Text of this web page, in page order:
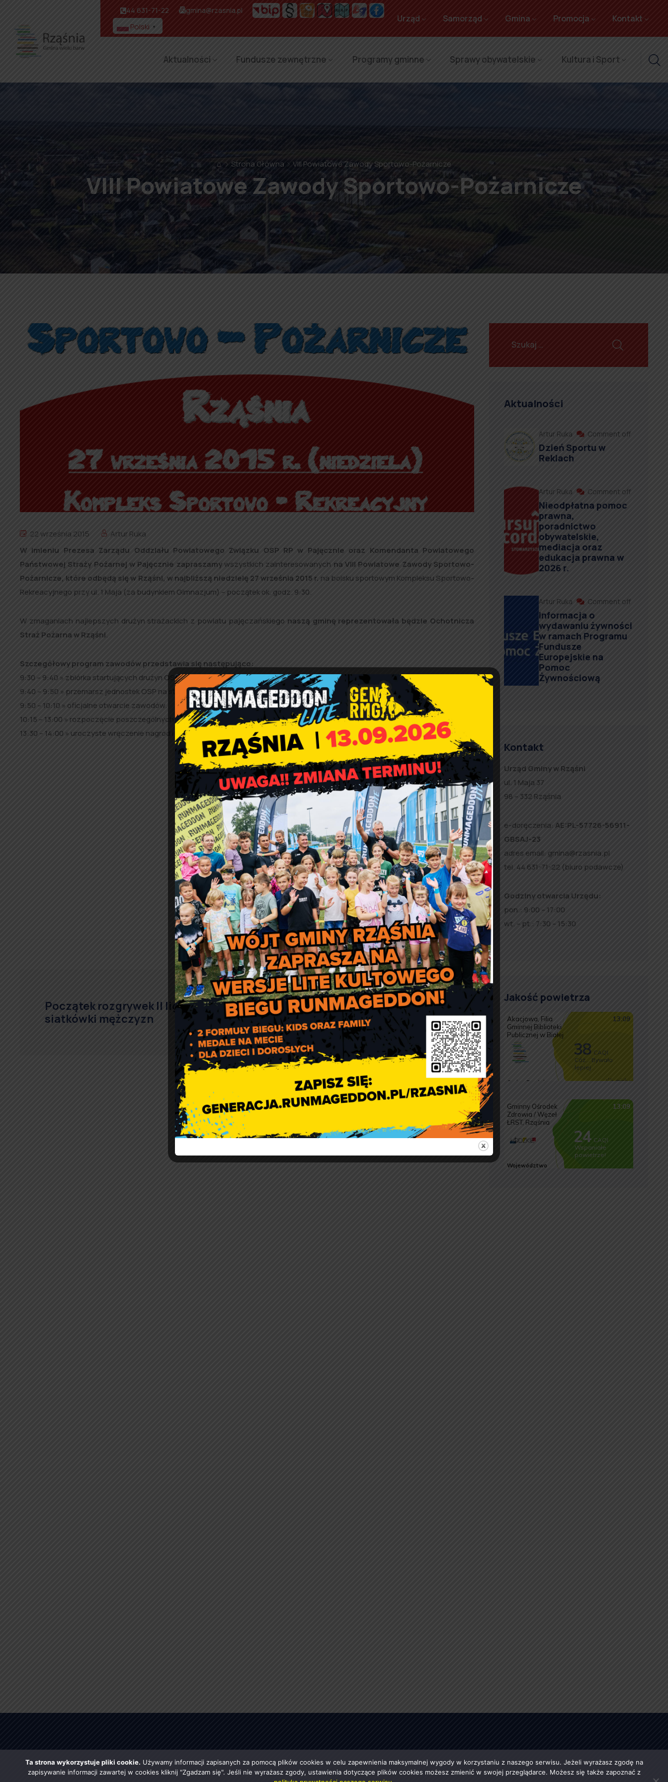
44 631-71-22 gmina@rzasnia.pl
Polski ▼
Urząd Samorząd Gmina Promocja Kontakt
Aktualności Fundusze zewnętrzne Programy gminne Sprawy obywatelskie Kultura i Sport
⌂ Strona Główna VIII Powiatowe Zawody Sportowo-Pożarnicze
VIII Powiatowe Zawody Sportowo-Pożarnicze
22 września 2015
Artur Ruka
W imieniu Prezesa Zarządu Oddziału Powiatowego Związku OSP RP w Pajęcznie oraz Komendanta Powiatowego
Państwowej Straży Pożarnej w Pajęcznie zapraszamy wszystkich zainteresowanych na VIII Powiatowe Zawody Sportowo-
Pożarnicze, które odbędą się w Rząśni, w najbliższą niedzielę 27 września 2015 r. na boisku sportowym Kompleksu Sportowo-
Rekreacyjnego przy ul. 1 Maja (za budynkiem Gimnazjum) – początek ok. godz. 9:30.
W zmaganiach najlepszych drużyn strażackich z powiatu pajęczańskiego naszą gminę reprezentowała będzie Ochotnicza
Straż Pożarna w Rząśni.
Szczegółowy program zawodów przedstawia się następująco:
9:30 – 9:40 » zbiórka startujących drużyn OSP przy stadionie sportowym w Rząśni.
9:40 – 9:50 » przemarsz jednostek OSP na stadion sportowy w Rząśni.
9:50 – 10:10 » oficjalne otwarcie zawodów.
10:15 – 13:00 » rozpoczęcie poszczególnych konkurencji pożarniczych.
13:30 – 14:00 » uroczyste wręczenie nagród i zakończenie zawodów.
Początek rozgrywek II ligi
siatkówki mężczyzn
Wybory Parlamentarne 2015
Aktualności
Artur Ruka Comment off
Dzień Sportu w
Reklach
Artur Ruka Comment off
Nieodpłatna pomoc
prawna,
poradnictwo
obywatelskie,
mediacja oraz
edukacja prawna w
2026 r.
Artur Ruka Comment off
Informacja o
wydawaniu żywności
w ramach Programu
Fundusze
Europejskie na
Pomoc
Żywnościową
Kontakt
Urząd Gminy w Rząśni
ul. 1 Maja 37
98 – 332 Rząśnia
e-doręczenia: AE:PL-57726-56911-
GBSAJ-23
adres email: gmina@rzasnia.pl
tel. 44 631-71-22 (biuro podawcze)
Godziny otwarcia Urzędu:
pon.: 9:00 – 17:00
wt. – pt.: 7:30 – 15:30
Jakość powietrza
Ta strona wykorzystuje pliki cookie. Używamy informacji zapisanych za pomocą plików cookies w celu zapewnienia maksymalnej wygody w korzystaniu z naszego serwisu. Jeżeli wyrażasz zgodę na
zapisywanie informacji zawartej w cookies kliknij "Zgadzam się". Jeśli nie wyrażasz zgody, ustawienia dotyczące plików cookies możesz zmienić w swojej przeglądarce. Możesz się także zapoznać z